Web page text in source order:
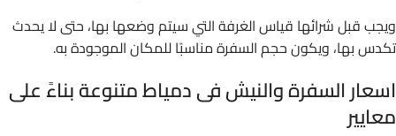
ويجب قبل شرائها قياس الغرفة التي سيتم وضعها بها، حتى لا يحدث
تكدس بها، ويكون حجم السفرة مناسبًا للمكان الموجودة به.
اسعار السفرة والنيش فى دمياط متنوعة بناءً على
معايير